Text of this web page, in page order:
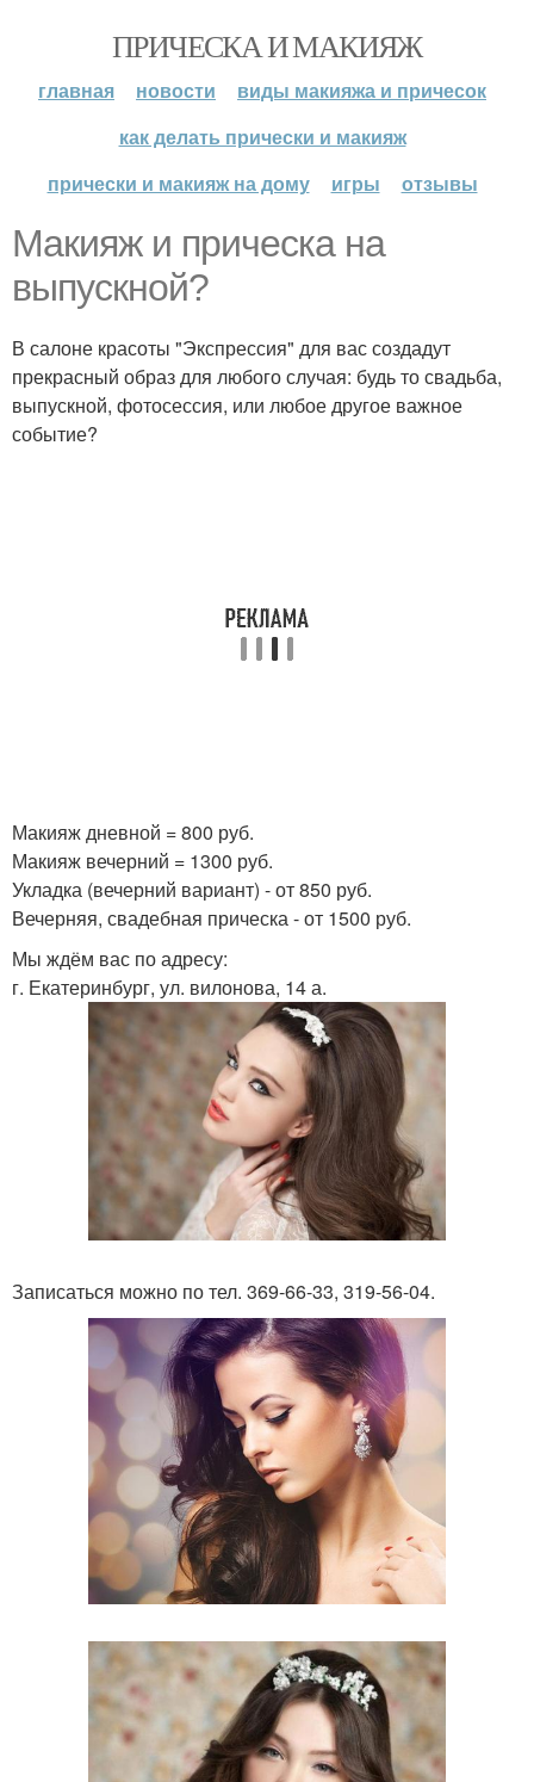
ПРИЧЕСКА И МАКИЯЖ
главная новости
виды макияжа и причесок
как делать прически и макияж
прически и макияж на дому
игры отзывы
Макияж и прическа на
выпускной?
В салоне красоты "Экспрессия" для вас создадут
прекрасный образ для любого случая: будь то свадьба,
выпускной, фотосессия, или любое другое важное
событие?
Макияж дневной = 800 руб.
Макияж вечерний = 1300 руб.
Укладка (вечерний вариант) - от 850 руб.
Вечерняя, свадебная прическа - от 1500 руб.
Мы ждём вас по адресу:
г. Екатеринбург, ул. вилонова, 14 а.
Записаться можно по тел. 369-66-33, 319-56-04.